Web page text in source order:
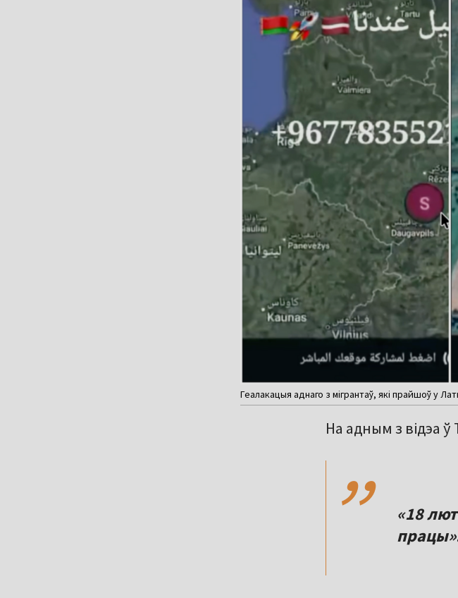
Геалакацыя аднаго з мігрантаў, які прайшоў у
На адным з відэа
,,
«18